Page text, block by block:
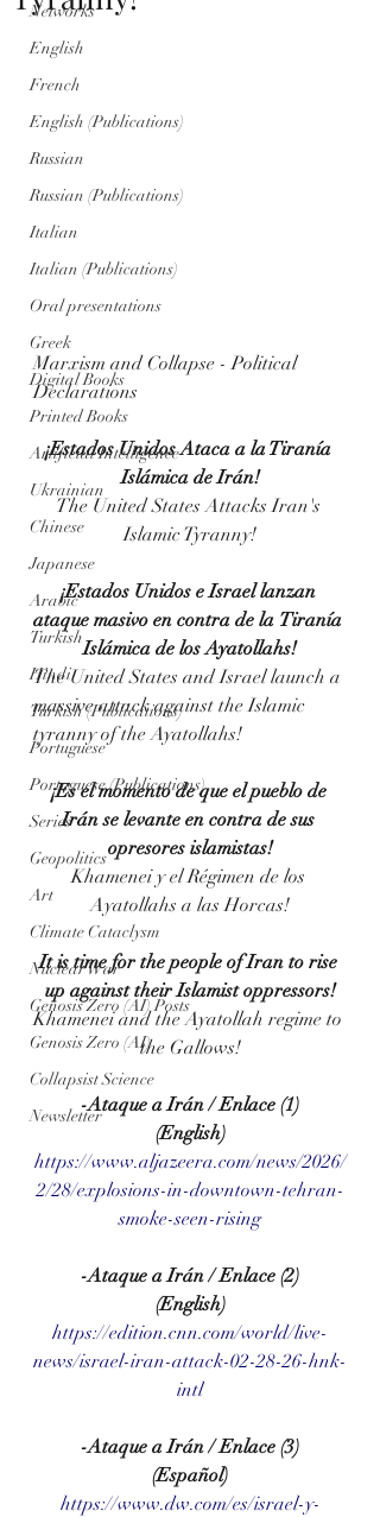
Networks
English
French
English (Publications)
Russian
Russian (Publications)
Italian
Italian (Publications)
Oral presentations
Greek
Digital Books
Printed Books
Artificial Intelligence
Ukrainian
Chinese
Japanese
Arabic
Turkish
Hindi
Turkish (Publications)
Portuguese
Portuguese (Publications)
Series
Geopolitics
Art
Climate Cataclysm
Nuclear War
Genosis Zero (AI) Posts
Genosis Zero (AI)
Collapsist Science
Newsletter
Marxism and Collapse - Political
Declarations
¡Estados Unidos Ataca a la Tiranía
Islámica de Irán!
The United States Attacks Iran's
Islamic Tyranny!
¡Estados Unidos e Israel lanzan
ataque masivo en contra de la Tiranía
Islámica de los Ayatollahs!
The United States and Israel launch a
massive attack against the Islamic
tyranny of the Ayatollahs!
¡Es el momento de que el pueblo de
Irán se levante en contra de sus
opresores islamistas!
Khamenei y el Régimen de los
Ayatollahs a las Horcas!
It is time for the people of Iran to rise
up against their Islamist oppressors!
Khamenei and the Ayatollah regime to
the Gallows!
-Ataque a Irán / Enlace (1)
(English)
https://www.aljazeera.com/news/2026/
2/28/explosions-in-downtown-tehran-
smoke-seen-rising
-Ataque a Irán / Enlace (2)
(English)
https://edition.cnn.com/world/live-
news/israel-iran-attack-02-28-26-hnk-
intl
-Ataque a Irán / Enlace (3)
(Español)
https://www.dw.com/es/israel-y-